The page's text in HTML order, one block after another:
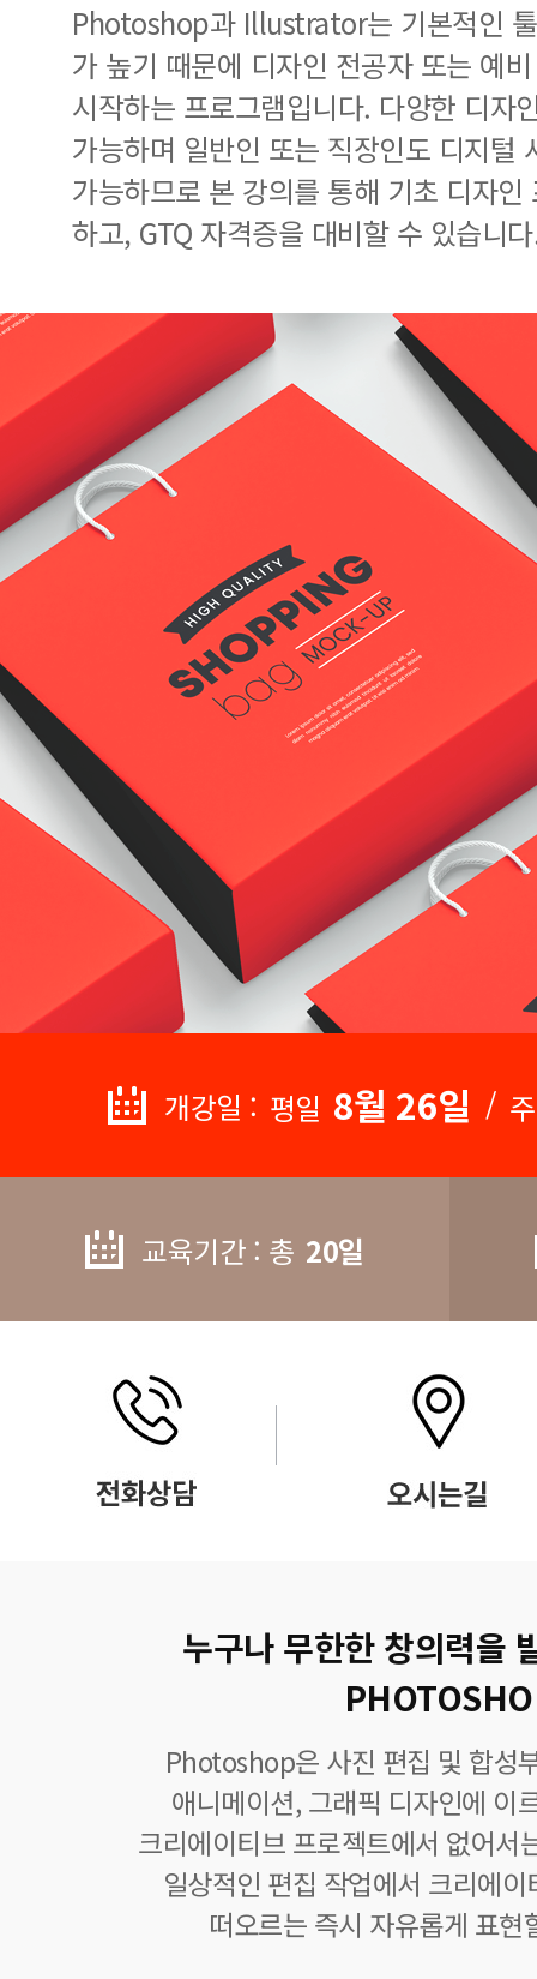
Photoshop과 Illustrator는 기본적인
가 높기 때문에 디자인 전공자 또는 예
시작하는 프로그램입니다. 다양한 디자
가능하며 일반인 또는 직장인도 디지털
가능하므로 본 강의를 통해 기초 디자
하고, GTQ 자격증을 대비할 수 있습니
개강일 : 평일 8월 26일 /
교육기간 : 총 20일
누구나 무한한 창의력을
Photoshop은 사진 편집 및 합성
애니메이션, 그래픽 디자인에 이
크리에이티브 프로젝트에서 없어서
일상적인 편집 작업에서 크리에
떠오르는 즉시 자유롭게 표현